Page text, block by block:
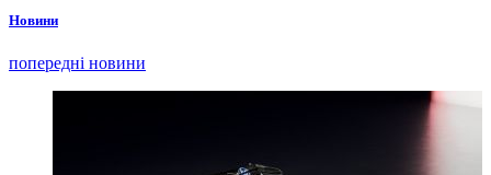
Новини
попередні новини